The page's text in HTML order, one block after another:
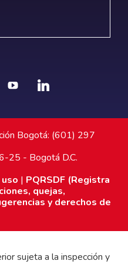
Bogotá: (601) 297
25 - Bogotá D.C.
| PQRSDF (Registra
quejas,
y derechos de
sujeta a la inspección y